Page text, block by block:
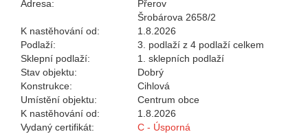
Adresa:
Přerov
Šrobárova 2658/2
K nastěhování od:
1.8.2026
Podlaží:
3. podlaží z 4 podlaží celkem
Sklepní podlaží:
1. sklepních podlaží
Stav objektu:
Dobrý
Konstrukce:
Cihlová
Umístění objektu:
Centrum obce
K nastěhování od:
1.8.2026
Vydaný certifikát:
C - Úsporná